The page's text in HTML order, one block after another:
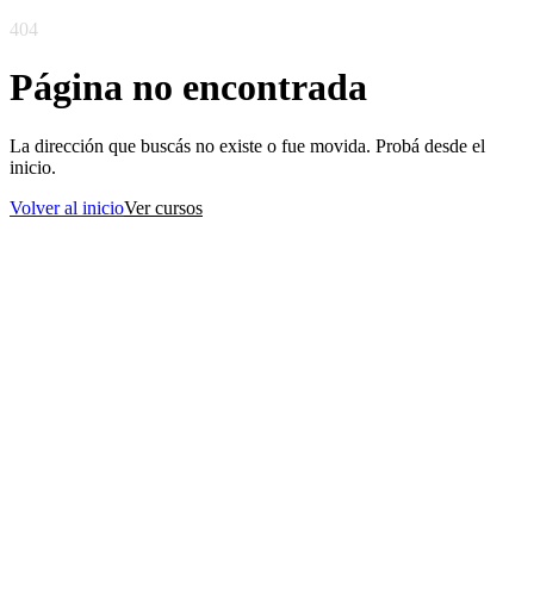
404
Página no encontrada
La dirección que buscás no existe o fue movida. Probá desde el
inicio.
Volver al inicioVer cursos